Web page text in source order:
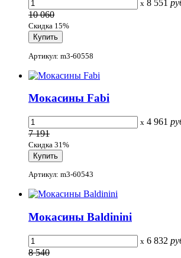
x 8 551
10 060
Скидка 15%
Артикул: m3-60558
Мокасины Fabi
x 4 961
7 191
Скидка 31%
Артикул: m3-60543
Мокасины Baldinini
x 6 832
8 540